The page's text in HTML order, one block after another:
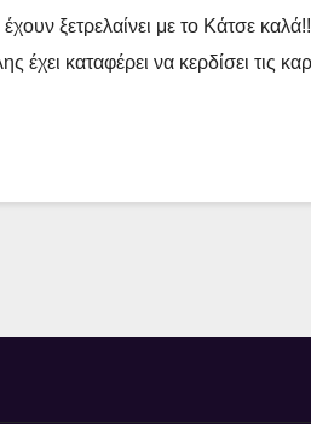
ξετρελαίνει με το Κάτσε
καταφέρει να κερδίσει τις